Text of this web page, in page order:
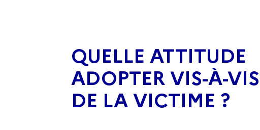
QUELLE ATTITUDE
ADOPTER VIS-À-VIS
DE LA VICTIME ?